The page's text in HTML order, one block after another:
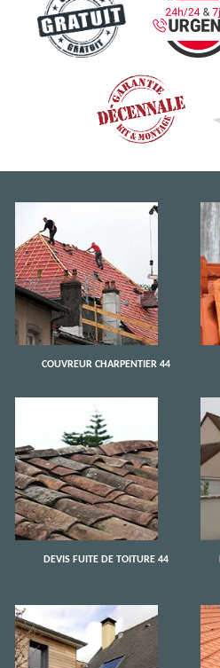
COUVREUR CHARPENTIER 44
DEVIS FUITE DE TOITURE 44